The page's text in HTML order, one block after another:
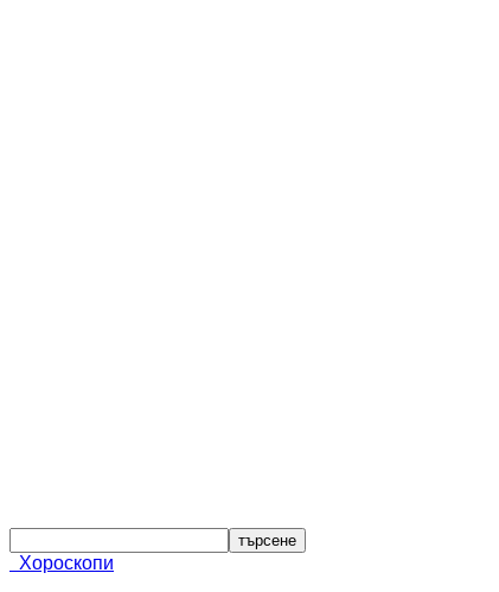
Хороскопи